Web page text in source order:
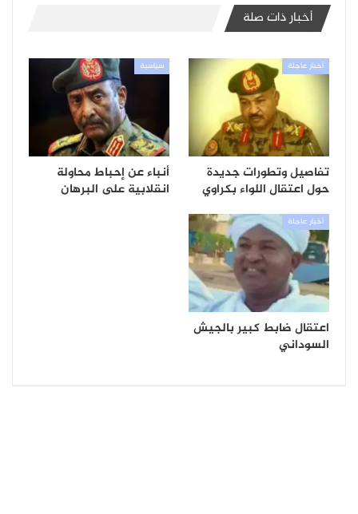
أخبار ذات صلة
أخبار عاجلة
تفاصيل وتطورات جديدة
حول اعتقال اللواء بكراوي
سياسية
أنباء عن إحباط محاولة
انقلابية على البرهان
أخبار عاجلة
اعتقال ضابط كبير بالجيش
السوداني